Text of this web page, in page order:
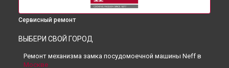
Сервисный ремонт
ВЫБЕРИ СВОЙ ГОРОД
Ремонт механизма замка посудомоечной машины Neff в
Москве